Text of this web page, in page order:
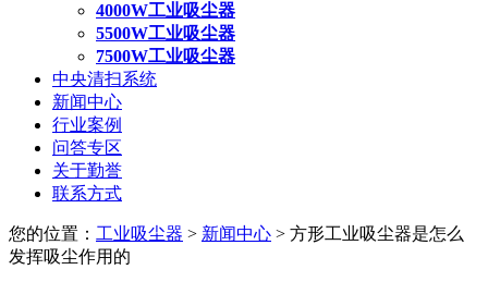
4000W工业吸尘器
5500W工业吸尘器
7500W工业吸尘器
中央清扫系统
新闻中心
行业案例
问答专区
关于勤誉
联系方式
您的位置： 工业吸尘器 > 新闻中心 > 方形工业吸尘器是怎么
发挥吸尘作用的